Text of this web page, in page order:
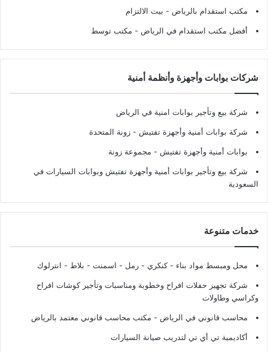
مكتب استقدام بالرياض - بيت الالتزام
أفضل مكتب استقدام في الرياض - مكتب توسط
شركات بوابات وأجهزة وأنظمة أمنية
شركة بيع وتأجير بوابات امنية في الرياض
شركة بوابات أمنية وأجهزة تفتيش - زونة المتحدة
بوابات أمنية وأجهزة تفتيش - مجموعة زونة
شركة بيع وتأجير بوابات أمنية وأجهزة تفتيش وبوابات السيارات في
السعودية
خدمات متنوعة
محل ومبسط مواد بناء - كنكري - رمل - اسمنت - بلاط - انترلوك
شركة تجهيز حفلات افراح وخطوبة ومناسبات وتأجير كوشات افراح
وكراسي وطاولات
محاسب قانوني في الرياض - مكتب محاسب قانوني معتمد بالرياض
أكاديمية تي أي تي لتدريب صيانة السيارات